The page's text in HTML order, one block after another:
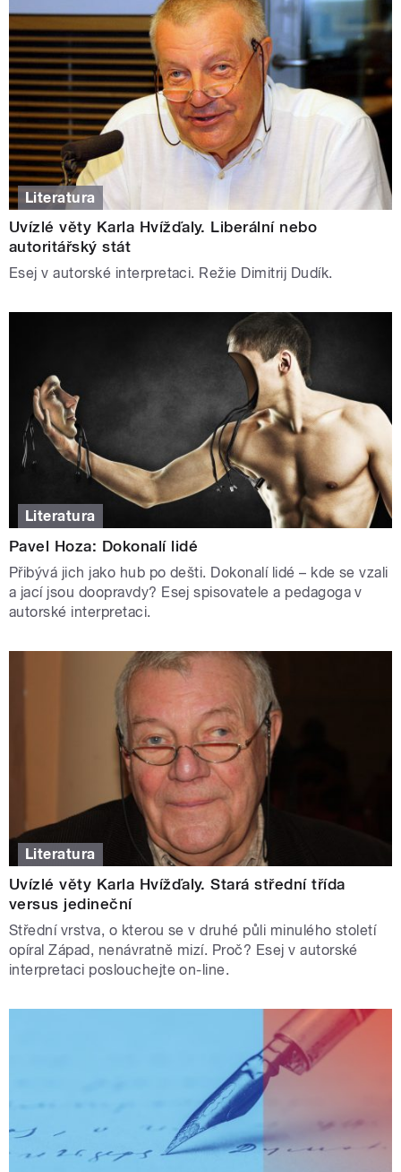
Literatura
Uvízlé věty Karla Hvížďaly. Liberální nebo
autoritářský stát
Esej v autorské interpretaci. Režie Dimitrij Dudík.
Literatura
Pavel Hoza: Dokonalí lidé
Přibývá jich jako hub po dešti. Dokonalí lidé – kde se vzali
a jací jsou doopravdy? Esej spisovatele a pedagoga v
autorské interpretaci.
Literatura
Uvízlé věty Karla Hvížďaly. Stará střední třída
versus jedineční
Střední vrstva, o kterou se v druhé půli minulého století
opíral Západ, nenávratně mizí. Proč? Esej v autorské
interpretaci poslouchejte on-line.